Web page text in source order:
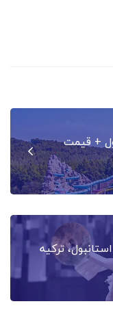
راهبری
نوشته
+ قیمت
ترکیه